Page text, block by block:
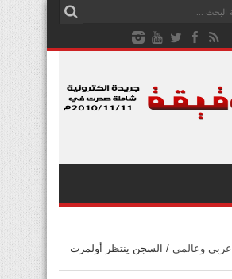
عربي وعالمي / السجن ينتظر أولمرت